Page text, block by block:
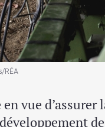
RÉA
vue